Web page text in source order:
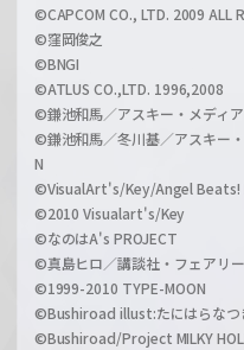
©CAPCOM CO., LTD. 2009 ALL
©窪岡俊之
©BNGI
©ATLUS CO.,LTD. 1996,2008
©鎌池和馬／アスキー・メディ
©鎌池和馬／冬川基／アスキー
N
©VisualArt's/Key/Angel
©2010 Visualart's/Key
©なのはA's PROJECT
©真島ヒロ／講談社・フェアリ
©1999-2010 TYPE-MOON
©Bushiroad illust:たにはらなつ
©Bushiroad/Project MILKY